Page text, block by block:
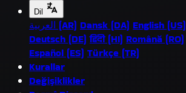
Dil
العربية (AR) Dansk (DA) English (US)
Deutsch (DE) हिंदी (HI) Română (RO)
Español (ES) Türkçe (TR)
Kurallar
Değişiklikler